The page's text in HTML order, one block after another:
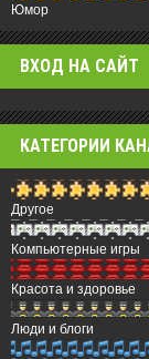
Юмор
ВХОД НА САЙТ
КАТЕГОРИИ
Другое
Компьютерные игры
Красота и здоровье
Люди и блоги